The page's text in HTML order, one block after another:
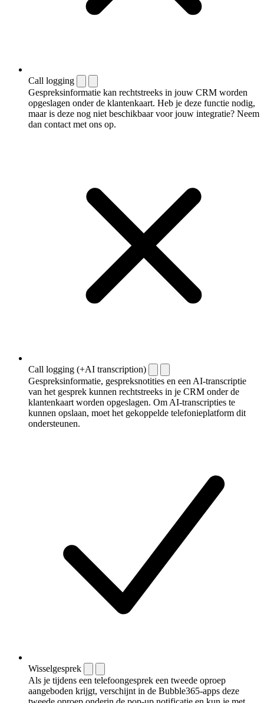
Call logging
Gespreksinformatie kan rechtstreeks in jouw CRM worden
opgeslagen onder de klantenkaart. Heb je deze functie nodig,
maar is deze nog niet beschikbaar voor jouw integratie? Neem
dan contact met ons op.
Call logging (+AI transcription)
Gespreksinformatie, gespreksnotities en een AI-transcriptie
van het gesprek kunnen rechtstreeks in je CRM onder de
klantenkaart worden opgeslagen. Om AI-transcripties te
kunnen opslaan, moet het gekoppelde telefonieplatform dit
ondersteunen.
Wisselgesprek
Als je tijdens een telefoongesprek een tweede oproep
aangeboden krijgt, verschijnt in de Bubble365-apps deze